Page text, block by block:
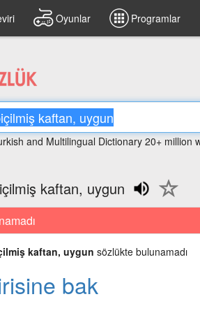
Oyunlar Programlar
and Multilingual Dictionary 20+ million
kaftan, uygun
kaftan, uygun sözlükte bulunamadı
bak